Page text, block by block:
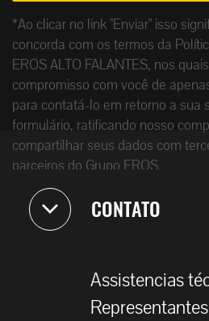
*Ao clicar no link "Enviar" isso
concorda com os termos da
EROS ALTO FALANTES, nos
compromisso com você de
para contatá-lo em retorno a sua
formulário, ratificando nosso
compartilhar seus dados com
parceiros do Grupo EROS.
CONTATO
Assistencias
Representantes